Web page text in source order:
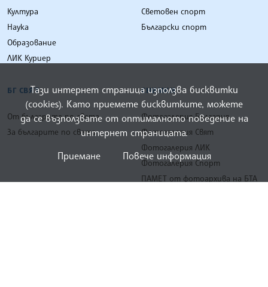
Култура
Наука
Образование
ЛИК Куриер
Световен спорт
Български спорт
БГ СВЯТ
От българите по света
За българите по света
СНИМКИ
Фотогалерия България
Фотогалерия Свят
Фотогалерия ЛИК
Фотогалерия Спорт
ПАМЕТ от фотоархива на БТА
Тази интернет страница използва бисквитки
(cookies). Като приемете бисквитките, можете
да се възползвате от оптималното поведение на
интернет страницата.
Приемане
Повече информация